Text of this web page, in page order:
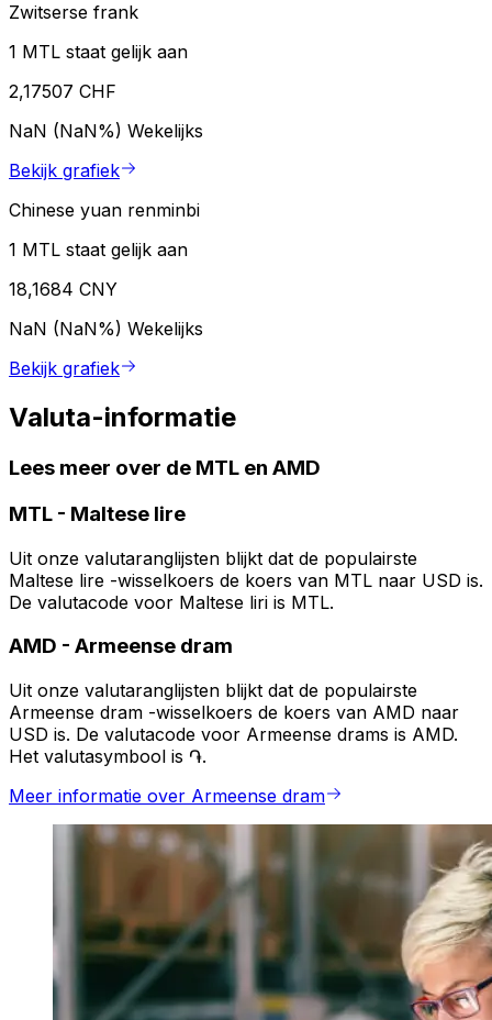
Zwitserse frank
1 MTL staat gelijk aan
2,17507 CHF
NaN (NaN%) Wekelijks
Bekijk grafiek
Chinese yuan renminbi
1 MTL staat gelijk aan
18,1684 CNY
NaN (NaN%) Wekelijks
Bekijk grafiek
Valuta-informatie
Lees meer over de MTL en AMD
MTL - Maltese lire
Uit onze valutaranglijsten blijkt dat de populairste
Maltese lire -wisselkoers de koers van MTL naar USD is.
De valutacode voor Maltese liri is MTL.
AMD - Armeense dram
Uit onze valutaranglijsten blijkt dat de populairste
Armeense dram -wisselkoers de koers van AMD naar
USD is. De valutacode voor Armeense drams is AMD.
Het valutasymbool is ֏.
Meer informatie over Armeense dram